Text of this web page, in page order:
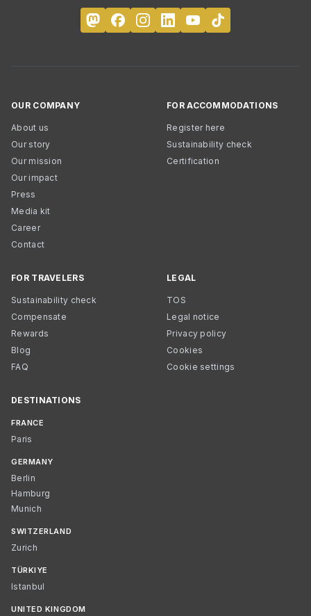
OUR COMPANY
About us
Our story
Our mission
Our impact
Press
Media kit
Career
Contact
FOR ACCOMMODATIONS
Register here
Sustainability check
Certification
FOR TRAVELERS
Sustainability check
Compensate
Rewards
Blog
FAQ
LEGAL
TOS
Legal notice
Privacy policy
Cookies
Cookie settings
DESTINATIONS
FRANCE
Paris
GERMANY
Berlin
Hamburg
Munich
SWITZERLAND
Zurich
TÜRKIYE
Istanbul
UNITED KINGDOM